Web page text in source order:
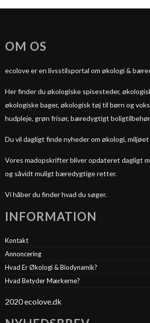
OM OS
ecolove er en livsstilsportal om økologi &
Her finder du økologiske spisesteder,
økologiske bager, økologisk tøj til børn og
hudpleje, grøn frisør, bæredygtigt
Du vil dagligt finde nyheder om økologi,
Vores madopskrifter bliver opdateret dagligt
og såvidt muligt bæredygtige retter.
Vi håber du finder hvad du søger.
INFORMATION
Kontakt
Annoncering
Hvad Er Økologi & Biodynamik?
Hvad Betyder Mærkerne?
2020 ecolove.dk